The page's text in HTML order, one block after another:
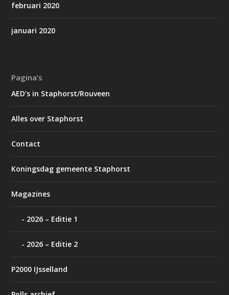
februari 2020
januari 2020
Pagina’s
AED’s in Staphorst/Rouveen
Alles over Staphorst
Contact
Koningsdag gemeente Staphorst
Magazines
2026 – Editie 1
2026 – Editie 2
P2000 IJsselland